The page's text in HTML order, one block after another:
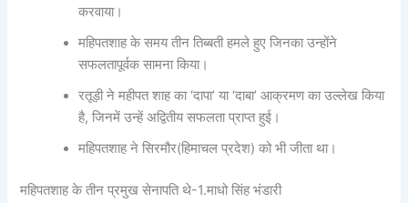
करवाया।
महिपतशाह के समय तीन तिब्बती हमले हुए जिनका उन्होंने
सफलतापूर्वक सामना किया।
रतूड़ी ने महीपत शाह का ‘दापा’ या ‘दाबा’ आक्रमण का उल्लेख किया
है, जिनमें उन्हें अद्वितीय सफलता प्राप्त हुई।
महिपतशाह ने सिरमौर(हिमाचल प्रदेश) को भी जीता था।
महिपतशाह के तीन प्रमुख सेनापति थे-1.माधो सिंह भंडारी